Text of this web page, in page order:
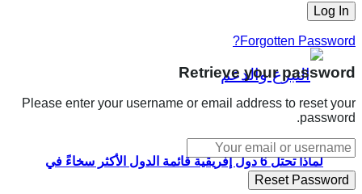
لماذا تحتل 6 دول إفريقية قائمة الدول الأكثر سخاءً في
Forgotten Password?
Retrieve your password
Please enter your username or email address to reset your
password.